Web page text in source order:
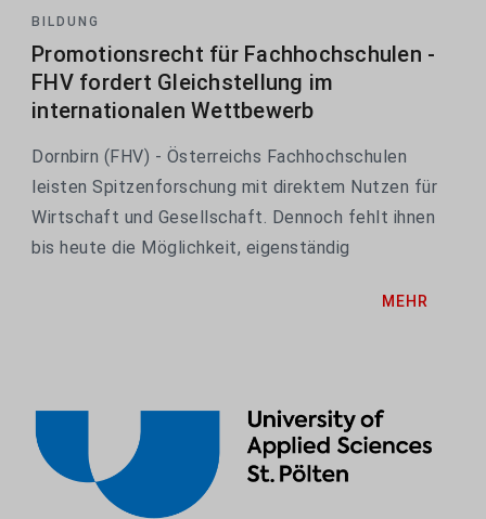
BILDUNG
Promotionsrecht für Fachhochschulen -
FHV fordert Gleichstellung im
internationalen Wettbewerb
Dornbirn (FHV) - Österreichs Fachhochschulen
leisten Spitzenforschung mit direktem Nutzen für
Wirtschaft und Gesellschaft. Dennoch fehlt ihnen
bis heute die Möglichkeit, eigenständig
Vorarlberg University of Applied Sciences fordert
MEHR